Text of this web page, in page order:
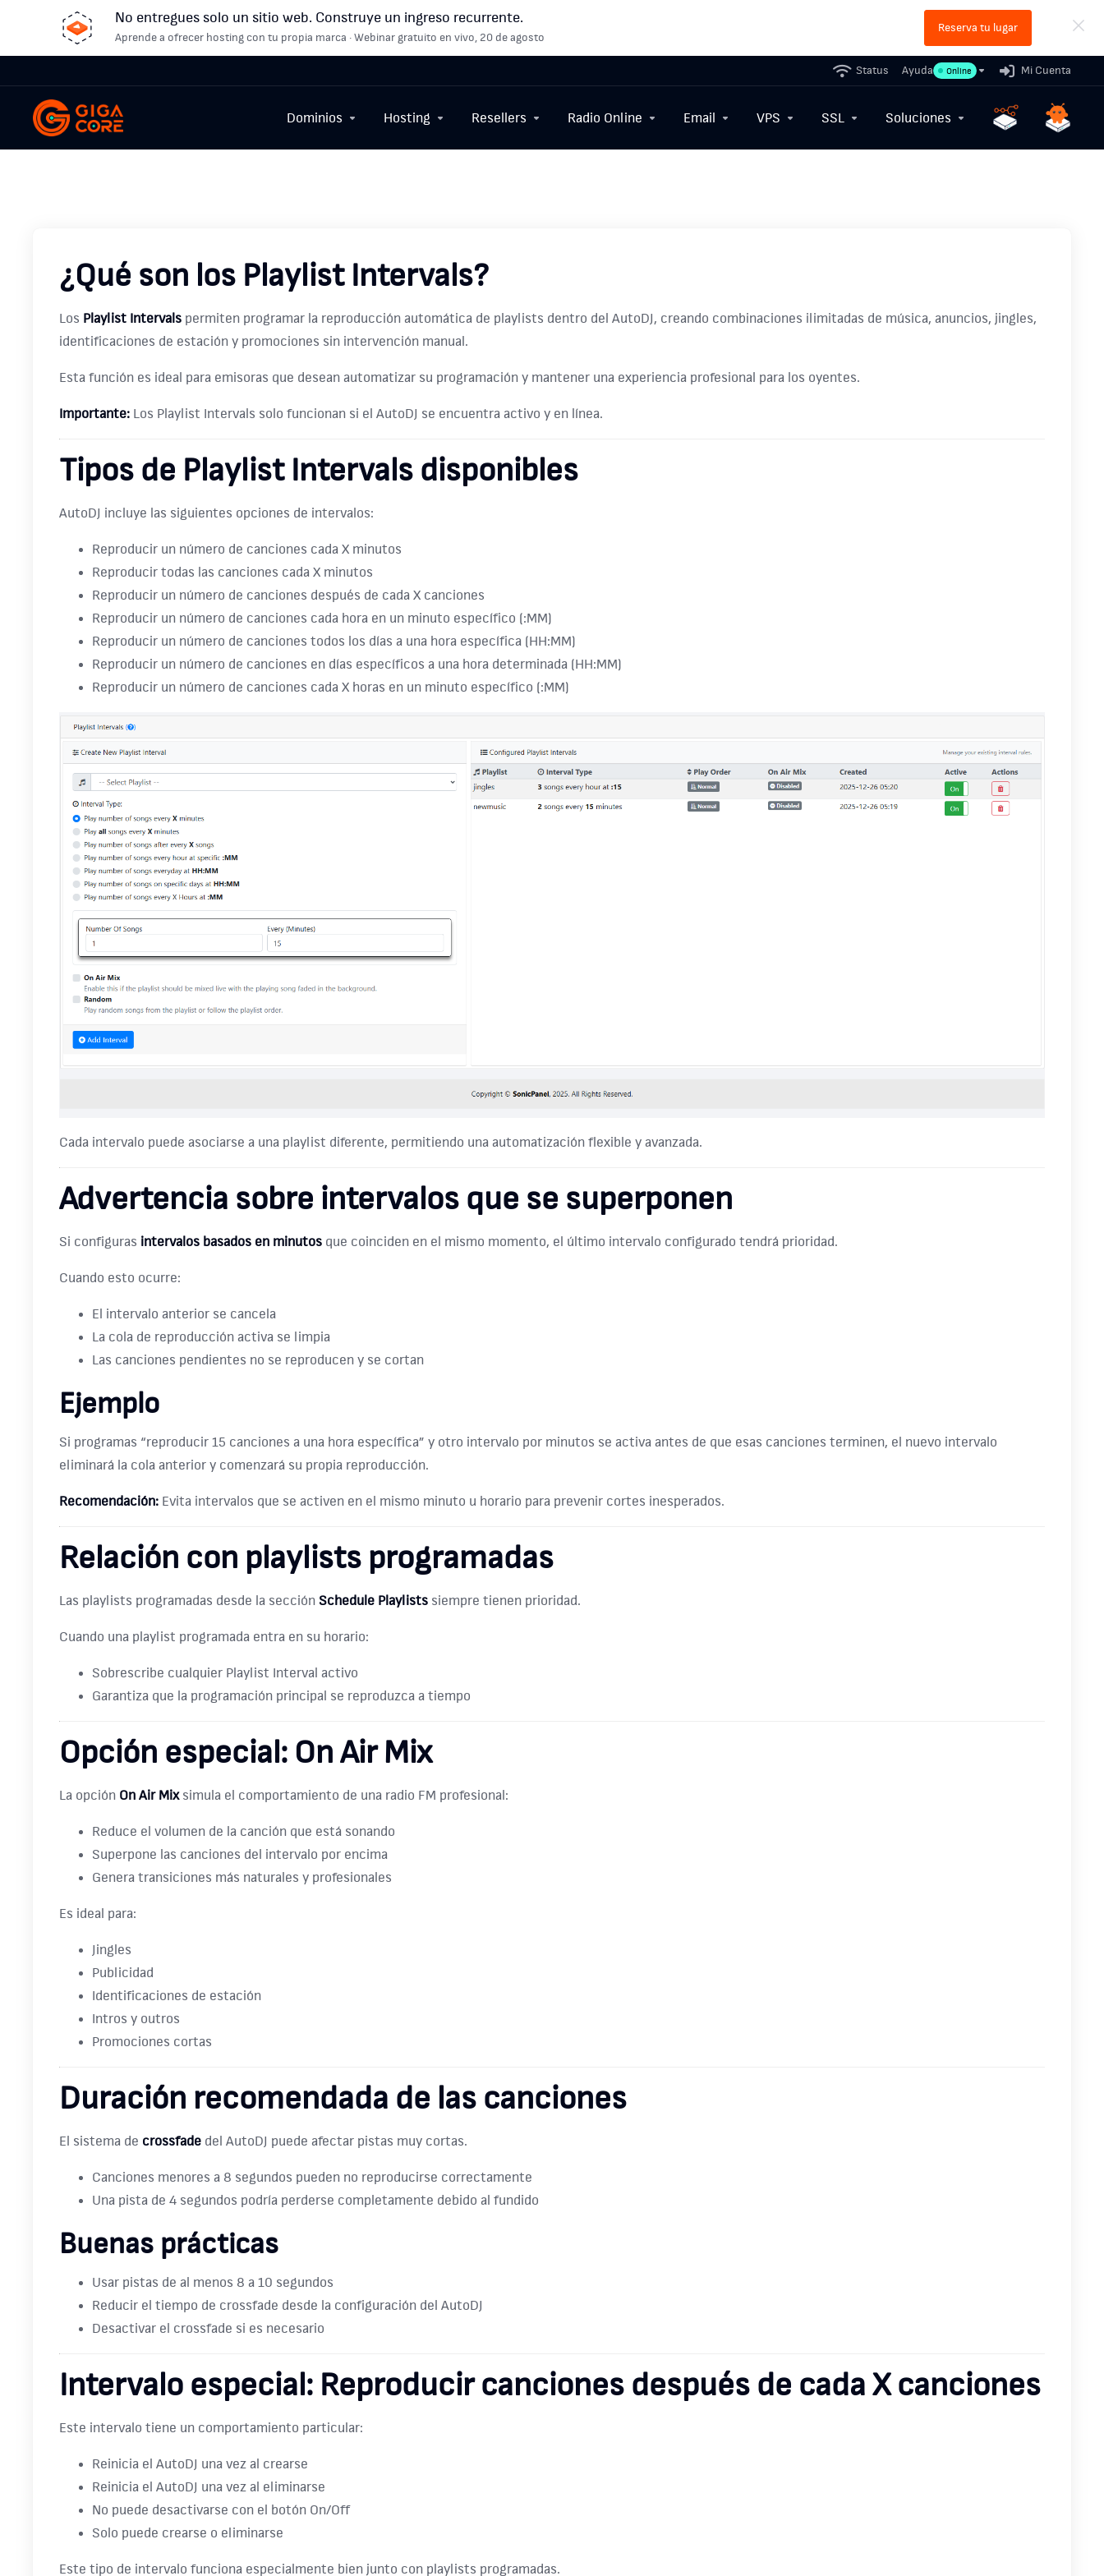
No entregues solo un sitio web. Construye un ingreso recurrente.
Aprende a ofrecer hosting con tu propia marca · Webinar gratuito en vivo, 20 de agosto
Reserva tu lugar
Status Ayuda Online Mi Cuenta
Dominios Hosting Resellers Radio Online Email VPS SSL Soluciones
¿Qué son los Playlist Intervals?
Los Playlist Intervals permiten programar la reproducción automática de playlists dentro del AutoDJ, creando combinaciones ilimitadas de música, anuncios, jingles,
identificaciones de estación y promociones sin intervención manual.
Esta función es ideal para emisoras que desean automatizar su programación y mantener una experiencia profesional para los oyentes.
Importante: Los Playlist Intervals solo funcionan si el AutoDJ se encuentra activo y en línea.
Tipos de Playlist Intervals disponibles
AutoDJ incluye las siguientes opciones de intervalos:
Reproducir un número de canciones cada X minutos
Reproducir todas las canciones cada X minutos
Reproducir un número de canciones después de cada X canciones
Reproducir un número de canciones cada hora en un minuto específico (:MM)
Reproducir un número de canciones todos los días a una hora específica (HH:MM)
Reproducir un número de canciones en días específicos a una hora determinada (HH:MM)
Reproducir un número de canciones cada X horas en un minuto específico (:MM)
Cada intervalo puede asociarse a una playlist diferente, permitiendo una automatización flexible y avanzada.
Advertencia sobre intervalos que se superponen
Si configuras intervalos basados en minutos que coinciden en el mismo momento, el último intervalo configurado tendrá prioridad.
Cuando esto ocurre:
El intervalo anterior se cancela
La cola de reproducción activa se limpia
Las canciones pendientes no se reproducen y se cortan
Ejemplo
Si programas “reproducir 15 canciones a una hora específica” y otro intervalo por minutos se activa antes de que esas canciones terminen, el nuevo intervalo
eliminará la cola anterior y comenzará su propia reproducción.
Recomendación: Evita intervalos que se activen en el mismo minuto u horario para prevenir cortes inesperados.
Relación con playlists programadas
Las playlists programadas desde la sección Schedule Playlists siempre tienen prioridad.
Cuando una playlist programada entra en su horario:
Sobrescribe cualquier Playlist Interval activo
Garantiza que la programación principal se reproduzca a tiempo
Opción especial: On Air Mix
La opción On Air Mixsimula el comportamiento de una radio FM profesional:
Reduce el volumen de la canción que está sonando
Superpone las canciones del intervalo por encima
Genera transiciones más naturales y profesionales
Es ideal para:
Jingles
Publicidad
Identificaciones de estación
Intros y outros
Promociones cortas
Duración recomendada de las canciones
El sistema de crossfade del AutoDJ puede afectar pistas muy cortas.
Canciones menores a 8 segundos pueden no reproducirse correctamente
Una pista de 4 segundos podría perderse completamente debido al fundido
Buenas prácticas
Usar pistas de al menos 8 a 10 segundos
Reducir el tiempo de crossfade desde la configuración del AutoDJ
Desactivar el crossfade si es necesario
Intervalo especial: Reproducir canciones después de cada X canciones
Este intervalo tiene un comportamiento particular:
Reinicia el AutoDJ una vez al crearse
Reinicia el AutoDJ una vez al eliminarse
No puede desactivarse con el botón On/Off
Solo puede crearse o eliminarse
Este tipo de intervalo funciona especialmente bien junto con playlists programadas.